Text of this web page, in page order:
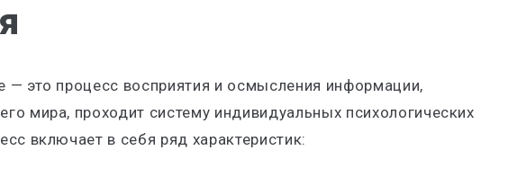
— это процесс восприятия и осмысления информации,
мира, проходит систему индивидуальных психологических
включает в себя ряд характеристик: